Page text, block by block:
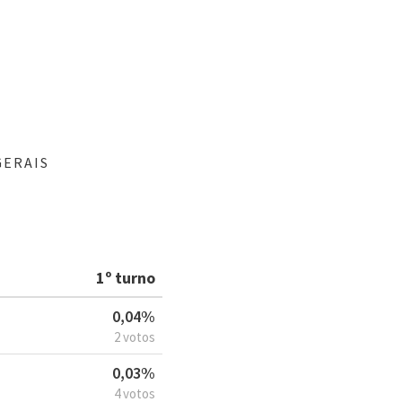
1º turno
0,04%
2 votos
0,03%
4 votos